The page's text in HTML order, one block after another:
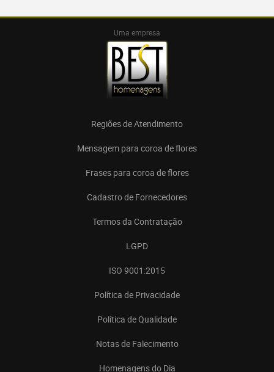
Uma empresa
Regiões de Atendimento
Mensagem para coroa de flores
Frases para coroa de flores
Cadastro de Fornecedores
Termos da Contratação
LGPD
ISO 9001:2015
Política de Privacidade
Política de Qualidade
Notas de Falecimento
Homenagens do Dia